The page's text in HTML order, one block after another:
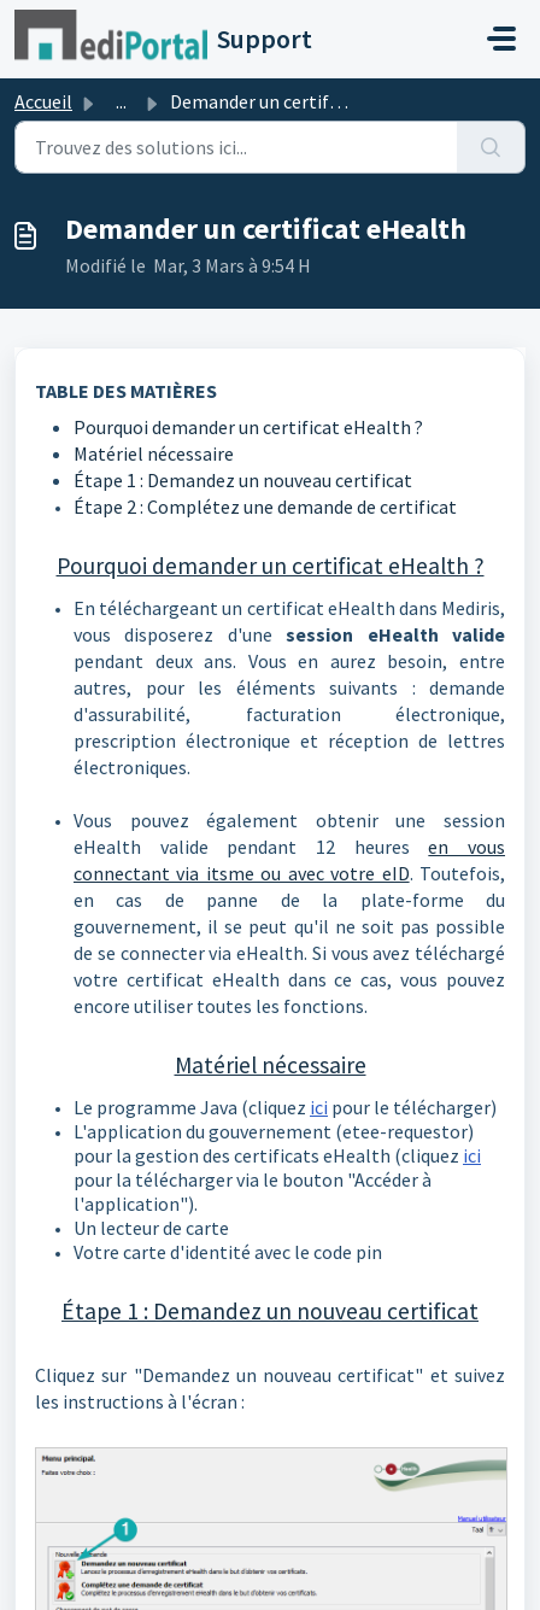
Passer au contenu principal
Support
Accueil ... Demander un certificat eHealth
Demander un certificat eHealth
Modifié le Mar, 3 Mars à 9:54 H
TABLE DES MATIÈRES
Pourquoi demander un certificat eHealth ?
Matériel nécessaire
Étape 1 : Demandez un nouveau certificat
Étape 2 : Complétez une demande de certificat
Pourquoi demander un certificat eHealth ?
En téléchargeant un certificat eHealth dans Mediris,
vous disposerez d'unesession eHealth valide
pendant deux ans. Vous en aurez besoin, entre
autres, pour les éléments suivants : demande
d'assurabilité, facturation électronique,
prescription électronique et réception de lettres
électroniques.
Vous pouvez également obtenir une session
eHealth valide pendant 12 heuresen vous
connectant via itsme ou avec votre eID. Toutefois,
en cas de panne de la plate-forme du
gouvernement, il se peut qu'il ne soit pas possible
de se connecter via eHealth. Si vous avez téléchargé
votre certificat eHealth dans ce cas, vous pouvez
encore utiliser toutes les fonctions.
Matériel nécessaire
Le programme Java (cliquez ici pour le télécharger)
L'application du gouvernement (etee-requestor)
pour la gestion des certificats eHealth (cliquez ici
pour la télécharger via le bouton "Accéder à
l'application").
Un lecteur de carte
Votre carte d'identité avec le code pin
Étape 1 : Demandez un nouveau certificat
Cliquez sur "Demandez un nouveau certificat" et suivez
les instructions à l'écran :